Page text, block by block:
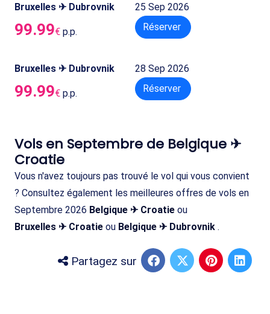
Bruxelles ✈ Dubrovnik 25 Sep 2026
99.99€ p.p. Réserver
Bruxelles ✈ Dubrovnik 28 Sep 2026
99.99€ p.p. Réserver
Vols en Septembre de Belgique ✈
Croatie
Vous n'avez toujours pas trouvé le vol qui vous convient
? Consultez également les meilleures offres de vols en
Septembre 2026 Belgique ✈ Croatie ou
Bruxelles ✈ Croatie ou Belgique ✈ Dubrovnik .
Partagez sur